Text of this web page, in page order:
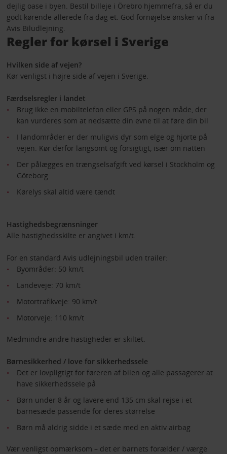
dejlig oase i byen. Bestil billeje i Örebro hjemmefra, så er du
godt kørende allerede fra dag et. God fornøjelse ønsker vi fra
Avis Biludlejning.
Regler for kørsel i Sverige
Hvilken side af vejen?
Kør venligst i højre side af vejen i Sverige.
Færdselsregler i landet
Brug ikke en mobiltelefon eller GPS på nogen måde, der
kan vurderes som at nedsætte din evne til at føre din bil
I landområder er der muligvis dyr som elge og hjorte på
vejen. Kør derfor langsomt og forsigtigt, især om natten
Der pålægges en trængselsafgift ved kørsel i Stockholm og
Göteborg
Kørelys skal altid være tændt
Hastighedsbegrænsninger
Alle hastighedsskilte er angivet i km/t.
For en standard Avis udlejningsbil uden trailer:
Byområder: 50 km/t
Landeveje: 70 km/t
Motortrafikveje: 90 km/t
Motorveje: 110 km/t
Medmindre andre hastigheder er skiltet.
Børnesikkerhed / love for sikkerhedssele
Det er lovpligtigt for føreren af bilen og alle passagerer at
have sikkerhedssele på
Børn under 8 år og lavere end 135 cm skal rejse i et
barnesæde passende for deres størrelse
Børn må aldrig sidde i et sæde med en aktiv airbag
Vær venligst opmærksom – det er barnets forælder / værge